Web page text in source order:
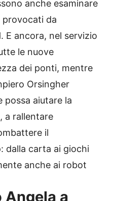
anche esaminare
provocati da
E ancora, nel servizio
le nuove
dei ponti, mentre
Orsingher
possa aiutare la
a rallentare
il
dalla carta ai giochi
anche ai robot
Angela a